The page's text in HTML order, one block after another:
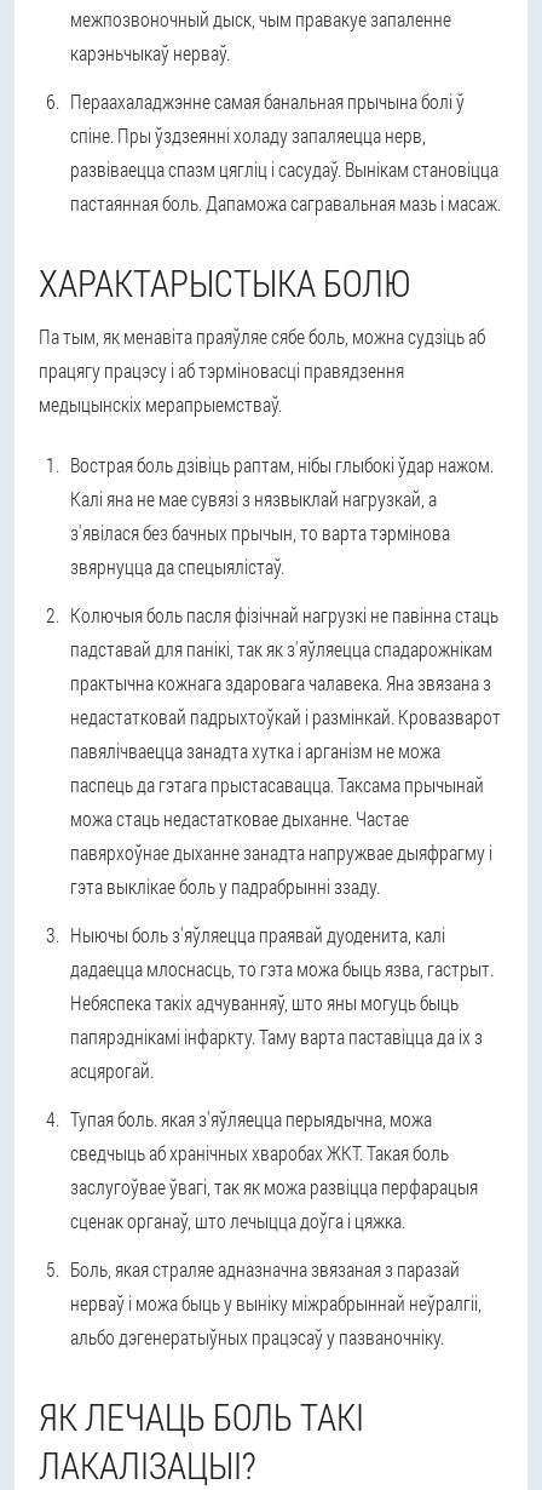
межпозвоночный дыск, чым правакуе запаленне
карэньчыкаў нерваў.
Пераахаладжэнне самая банальная прычына болі ў
спіне. Пры ўздзеянні холаду запаляецца нерв,
развіваецца спазм цягліц і сасудаў. Вынікам становіцца
пастаянная боль. Дапаможа сагравальная мазь і масаж.
ХАРАКТАРЫСТЫКА БОЛЮ
Па тым, як менавіта праяўляе сябе боль, можна судзіць аб
працягу працэсу і аб тэрміновасці правядзення
медыцынскіх мерапрыемстваў.
Вострая больдзівіць раптам, нібы глыбокі ўдар нажом.
Калі яна не мае сувязі з нязвыклай нагрузкай, а
з'явілася без бачных прычын, то варта тэрмінова
звярнуцца да спецыялістаў.
Колючыя больпасля фізічнай нагрузкі не павінна стаць
падставай для панікі, так як з'яўляецца спадарожнікам
практычна кожнага здаровага чалавека. Яна звязана з
недастатковай падрыхтоўкай і размінкай. Кровазварот
павялічваецца занадта хутка і арганізм не можа
паспець да гэтага прыстасавацца. Таксама прычынай
можа стаць недастатковае дыханне. Частае
павярхоўнае дыханне занадта напружвае дыяфрагму і
гэта выклікае боль у падрабрынні ззаду.
Ныючы больз'яўляецца праявай дуоденита, калі
дадаецца млоснасць, то гэта можа быць язва, гастрыт.
Небяспека такіх адчуванняў, што яны могуць быць
папярэднікамі інфаркту. Таму варта паставіцца да іх з
асцярогай.
Тупая боль. якая з'яўляецца перыядычна, можа
сведчыць аб хранічных хваробах ЖКТ. Такая боль
заслугоўвае ўвагі, так як можа развіцца перфарацыя
сценак органаў, што лечыцца доўга і цяжка.
Боль, якая страляеадназначна звязаная з паразай
нерваў і можа быць у выніку міжрабрыннай неўралгіі,
альбо дэгенератыўных працэсаў у пазваночніку.
ЯК ЛЕЧАЦЬ БОЛЬ ТАКІ
ЛАКАЛІЗАЦЫІ?